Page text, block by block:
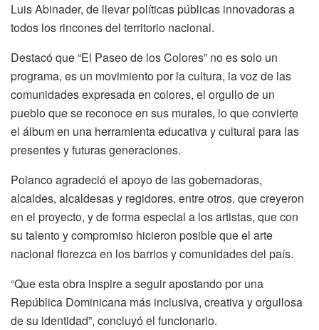
Luis Abinader, de llevar políticas públicas innovadoras a
todos los rincones del territorio nacional.
Destacó que “El Paseo de los Colores” no es solo un
programa, es un movimiento por la cultura, la voz de las
comunidades expresada en colores, el orgullo de un
pueblo que se reconoce en sus murales, lo que convierte
el álbum en una herramienta educativa y cultural para las
presentes y futuras generaciones.
Polanco agradeció el apoyo de las gobernadoras,
alcaldes, alcaldesas y regidores, entre otros, que creyeron
en el proyecto, y de forma especial a los artistas, que con
su talento y compromiso hicieron posible que el arte
nacional florezca en los barrios y comunidades del país.
“Que esta obra inspire a seguir apostando por una
República Dominicana más inclusiva, creativa y orgullosa
de su identidad”, concluyó el funcionario.